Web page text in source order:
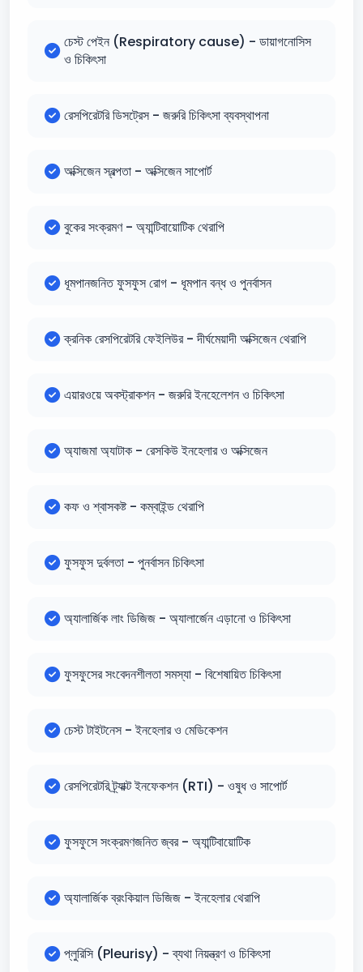
চেস্ট পেইন (Respiratory cause) - ডায়াগনোসিস
ও চিকিৎসা
রেসপিরেটরি ডিসট্রেস - জরুরি চিকিৎসা ব্যবস্থাপনা
অক্সিজেন স্বল্পতা - অক্সিজেন সাপোর্ট
বুকের সংক্রমণ - অ্যান্টিবায়োটিক থেরাপি
ধূমপানজনিত ফুসফুস রোগ - ধূমপান বন্ধ ও পুনর্বাসন
ক্রনিক রেসপিরেটরি ফেইলিউর - দীর্ঘমেয়াদী অক্সিজেন থেরাপি
এয়ারওয়ে অবস্ট্রাকশন - জরুরি ইনহেলেশন ও চিকিৎসা
অ্যাজমা অ্যাটাক - রেসকিউ ইনহেলার ও অক্সিজেন
কফ ও শ্বাসকষ্ট - কম্বাইন্ড থেরাপি
ফুসফুস দুর্বলতা - পুনর্বাসন চিকিৎসা
অ্যালার্জিক লাং ডিজিজ - অ্যালার্জেন এড়ানো ও চিকিৎসা
ফুসফুসের সংবেদনশীলতা সমস্যা - বিশেষায়িত চিকিৎসা
চেস্ট টাইটনেস - ইনহেলার ও মেডিকেশন
রেসপিরেটরি ট্র্যাক্ট ইনফেকশন (RTI) - ওষুধ ও সাপোর্ট
ফুসফুসে সংক্রমণজনিত জ্বর - অ্যান্টিবায়োটিক
অ্যালার্জিক ব্রংকিয়াল ডিজিজ - ইনহেলার থেরাপি
প্লুরিসি (Pleurisy) - ব্যথা নিয়ন্ত্রণ ও চিকিৎসা